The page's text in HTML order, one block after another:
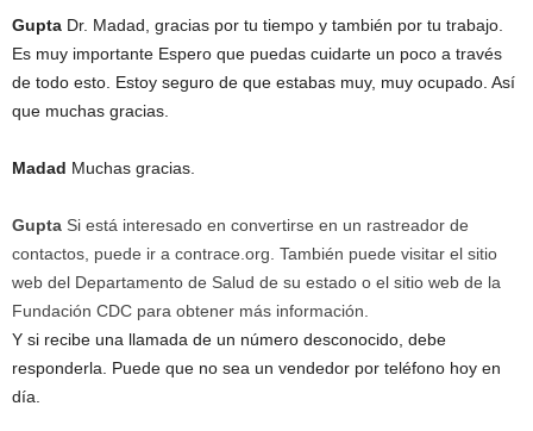
Gupta Dr. Madad, gracias por tu tiempo y también por tu trabajo.
Es muy importante Espero que puedas cuidarte un poco a través
de todo esto. Estoy seguro de que estabas muy, muy ocupado. Así
que muchas gracias.
Madad Muchas gracias.
Gupta Si está interesado en convertirse en un rastreador de
contactos, puede ir a contrace.org. También puede visitar el sitio
web del Departamento de Salud de su estado o el sitio web de la
Fundación CDC para obtener más información.
Y si recibe una llamada de un número desconocido, debe
responderla. Puede que no sea un vendedor por teléfono hoy en
día.